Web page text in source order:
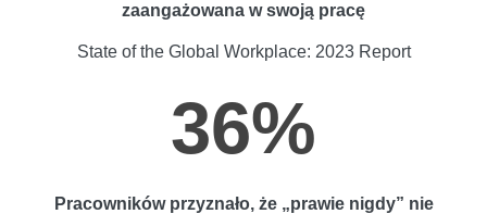
zaangażowana w swoją pracę
State of the Global Workplace: 2023 Report
36%
Pracowników przyznało, że „prawie nigdy” nie